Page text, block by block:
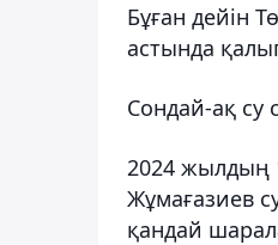
Бұған дейін
астында
Сондай-ақ су
2024 жылдың
Жұмағазиев
қандай